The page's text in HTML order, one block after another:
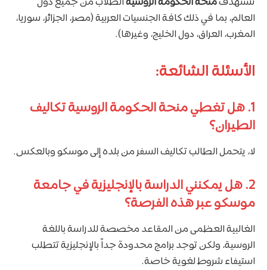
العالم، بما في ذلك كافة الجنسيات العربية (مصر، الجزائر، سوريا،
المغرب، العراق، دول الخليج، وغيرها).
الأسئلة الشائعة:
1. هل تغطي منحة الحكومة الروسية تكاليف
الطيران؟
لا، يتحمل الطالب تكاليف السفر من بلده إلى موسكو وبالعكس.
2. هل يمكنني الدراسة بالإنجليزية في جامعة
موسكو عبر هذه الفرصة؟
الغالبية العظمى من المقاعد مخصصة للدراسة باللغة
الروسية، ولكن توجد برامج محدودة جداً بالإنجليزية تتطلب
استيفاء شروط لغوية خاصة.